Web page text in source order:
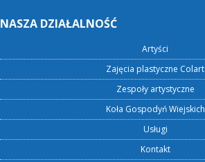
NASZA DZIAŁALNOŚĆ
Artyści
Zajęcia plastyczne Colart
Zespoły artystyczne
Koła Gospodyń Wiejskich
Usługi
Kontakt